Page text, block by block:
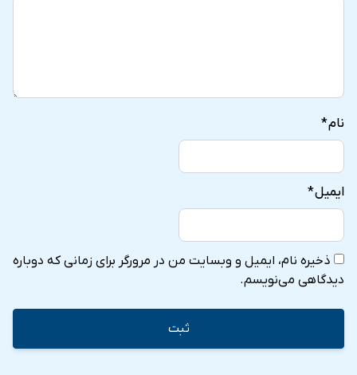
نام*
ایمیل*
ذخیره نام، ایمیل و وبسایت من در مرورگر برای زمانی که دوباره
دیدگاهی می‌نویسم.